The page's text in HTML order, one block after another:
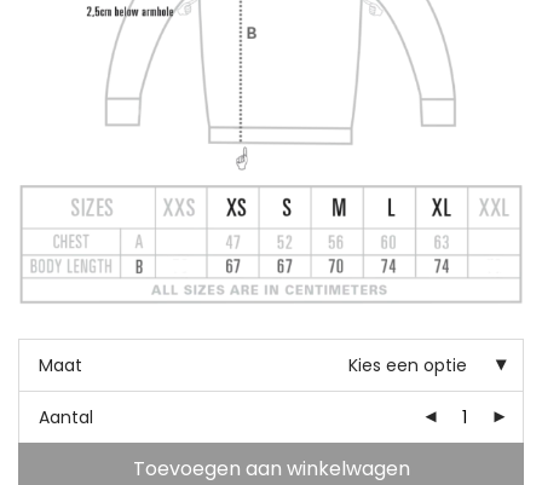
Maat Kies een optie
Aantal
Toevoegen aan winkelwagen